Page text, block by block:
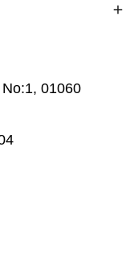
01060